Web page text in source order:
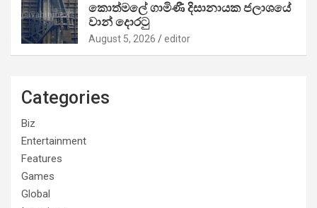
කොත්මලේ ගාමිණී දිසානායක ජලාශයේ
වාන් දොරටු
August 5, 2026 editor
Categories
Biz
Entertainment
Features
Games
Global